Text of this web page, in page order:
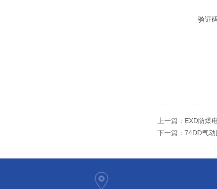
验证
上一篇： EXD防爆
下一篇： 74DD气